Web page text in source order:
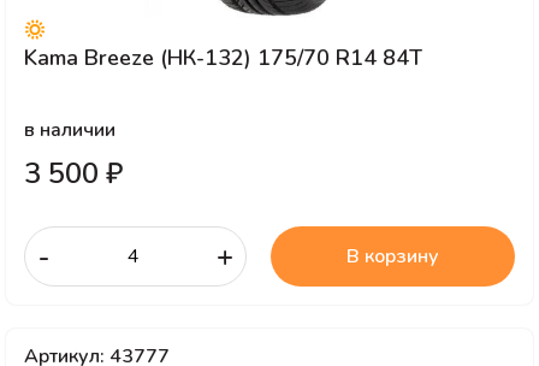
Kama Breeze (НК-132) 175/70 R14 84T
в наличии
3 500 ₽
- + В корзину
Артикул: 43777